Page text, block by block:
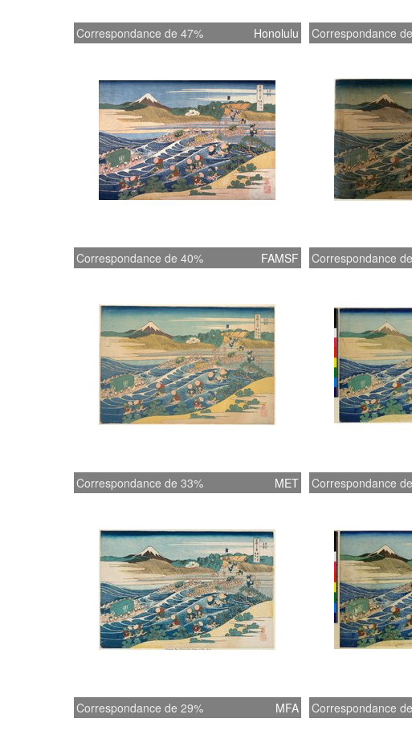
Correspondance de 47% Honolulu Correspondance
Correspondance de 40% FAMSF Correspondance
Correspondance de 33% MET Correspondance
Correspondance de 29% MFA Correspondance